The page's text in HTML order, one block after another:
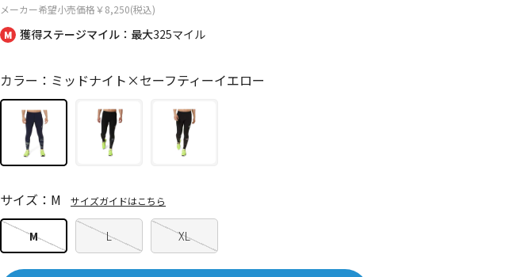
獲得ステージマイル：最大325マイル
メーカー希望小売価格￥8,250(税込)
カラー：ミッドナイト×セーフティーイエロー
M L XL
サイズ：M サイズガイドはこちら